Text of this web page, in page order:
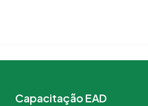
Capacitação EAD